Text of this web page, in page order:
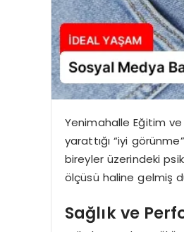
Yenimahalle Eğitim
yarattığı “iyi
bireyler üzerindeki
ölçüsü haline gelmiş
Sağlık ve